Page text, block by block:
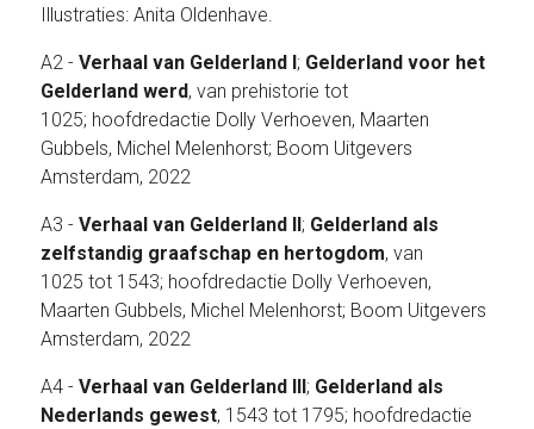
Illustraties: Anita Oldenhave.
A2 -Verhaal van Gelderland ; Gelderland voor het
Gelderland werd, van prehistorie tot
1025; hoofdredactie Dolly Verhoeven, Maarten
Gubbels, Michel Melenhorst; Boom Uitgevers
Amsterdam, 2022
A3 -Verhaal van Gelderland II ; Gelderland als
zelfstandig graafschap en hertogdom, van
1025 tot 1543; hoofdredactie Dolly Verhoeven,
Maarten Gubbels, Michel Melenhorst; Boom Uitgevers
Amsterdam, 2022
A4 -Verhaal van Gelderland III ; Gelderland als
Nederlands gewest, 1543 tot 1795; hoofdredactie